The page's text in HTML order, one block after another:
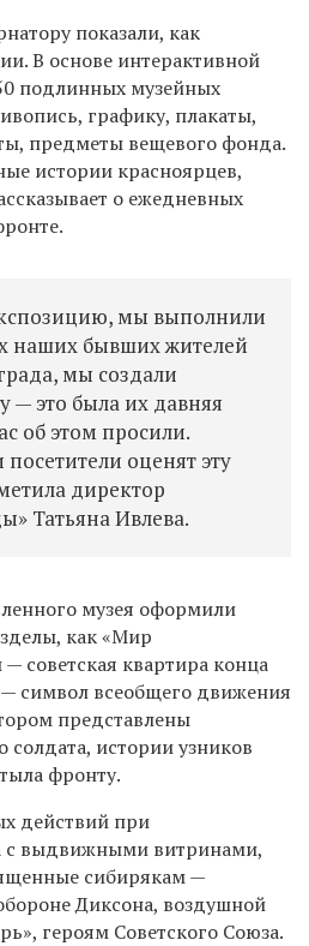
показали, как
В основе интерактивной
подлинных музейных
графику, плакаты,
предметы вещевого фонда.
истории красноярцев,
о ежедневных
мы выполнили
наших бывших жителей
мы создали
— это была их давняя
об этом просили.
оценят эту
директор
Татьяна Ивлева.
музея оформили
как «Мир
советская квартира конца
символ всеобщего движения
представлены
солдата, истории узников
фронту.
действий при
с выдвижными витринами,
сибирякам —
Диксона, воздушной
героям Советского Союза.